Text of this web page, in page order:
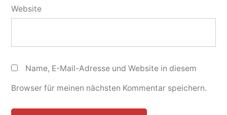
Website
Name, E-Mail-Adresse und Website in diesem
Browser für meinen nächsten Kommentar speichern.